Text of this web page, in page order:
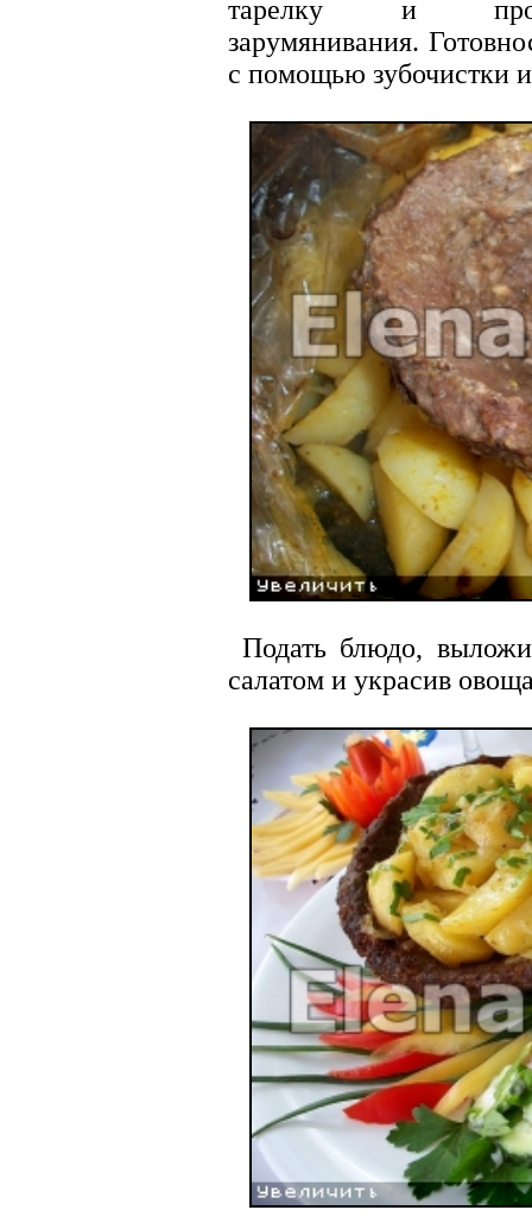
тарелку и
зарумянивания.
с помощью зубочистки
Подать блюдо,
салатом и украсив